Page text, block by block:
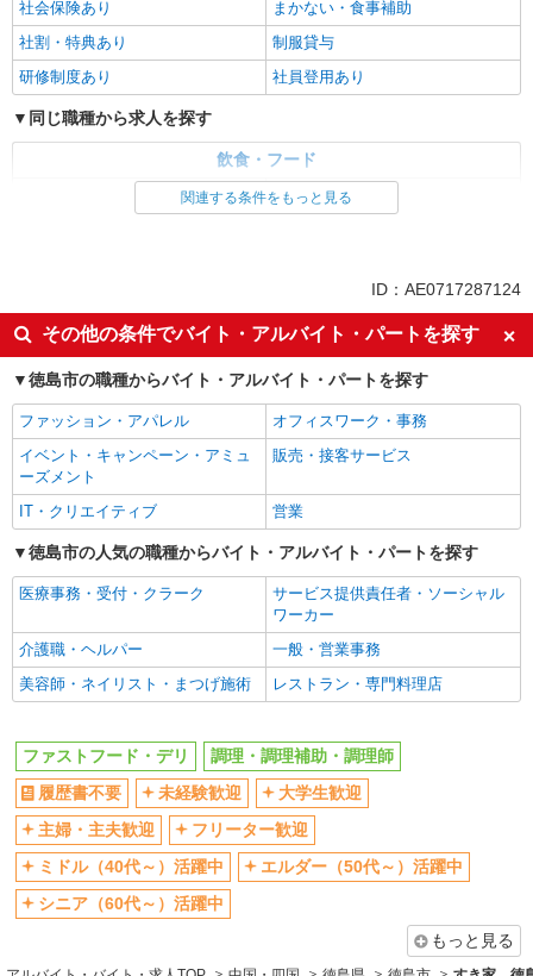
社会保険あり
まかない・食事補助
社割・特典あり
制服貸与
研修制度あり
社員登用あり
同じ職種から求人を探す
飲食・フード
ファストフード・デリ
調理・調理補助・調理師
ミドル（40代～）活躍中
週2～3日勤務OK
短時間勤務（1日4h以内）OK
深夜
車通勤OK
扶養内勤務OK
交通費支給
社会保険あり
まかない・食事補助
社員登用あり
関連する条件をもっと見る
ID：AE0717287124
その他の条件でバイト・アルバイト・パートを探す
徳島市の職種からバイト・アルバイト・パートを探す
ファッション・アパレル
オフィスワーク・事務
イベント・キャンペーン・アミュ
ーズメント
販売・接客サービス
IT・クリエイティブ 営業
徳島市の人気の職種からバイト・アルバイト・パートを探す
医療事務・受付・クラーク
サービス提供責任者・ソーシャル
ワーカー
介護職・ヘルパー
一般・営業事務
美容師・ネイリスト・まつげ施術
レストラン・専門料理店
ファストフード・デリ
調理・調理補助・調理師
履歴書不要
未経験歓迎
大学生歓迎
主婦・主夫歓迎
フリーター歓迎
ミドル（40代～）活躍中
エルダー（50代～）活躍中
シニア（60代～）活躍中
もっと見る